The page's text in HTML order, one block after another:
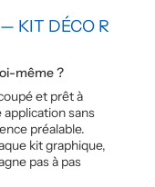
KIT DÉCO R
même ?
et prêt à
application sans
préalable.
kit graphique,
pas à pas